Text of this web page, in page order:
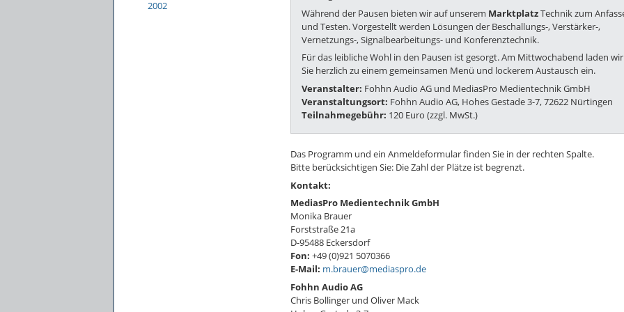
2002
Während der Pausen bieten wir auf unserem MarktplatzTechnik zum
und Testen. Vorgestellt werden Lösungen der Beschallungs-, Verstärker-,
Vernetzungs-, Signalbearbeitungs- und Konferenztechnik.
Für das leibliche Wohl in den Pausen ist gesorgt. Am Mittwochabend laden wir
Sie herzlich zu einem gemeinsamen Menü und lockerem Austausch ein.
Veranstalter: Fohhn Audio AG und MediasPro Medientechnik GmbH
Veranstaltungsort: Fohhn Audio AG, Hohes Gestade 3-7, 72622 Nürtingen
Teilnahmegebühr: 120 Euro (zzgl. MwSt.)
Das Programm und ein Anmeldeformular finden Sie in der rechten Spalte.
Bitte berücksichtigen Sie: Die Zahl der Plätze ist begrenzt.
Kontakt:
MediasPro Medientechnik GmbH
Monika Brauer
Forststraße 21a
D-95488 Eckersdorf
Fon: +49 (0)921 5070366
E-Mail: m.brauer@mediaspro.de
Fohhn Audio AG
Chris Bollinger und Oliver Mack